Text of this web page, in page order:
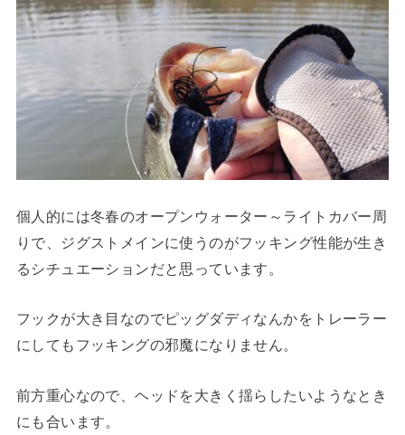
個人的には冬春のオープンウォーター～ライトカバー周
りで、ジグストメインに使うのがフッキング性能が生き
るシチュエーションだと思っています。
フックが大き目なのでピッグダディなんかをトレーラー
にしてもフッキングの邪魔になりません。
前方重心なので、ヘッドを大きく揺らしたいようなとき
にも合います。